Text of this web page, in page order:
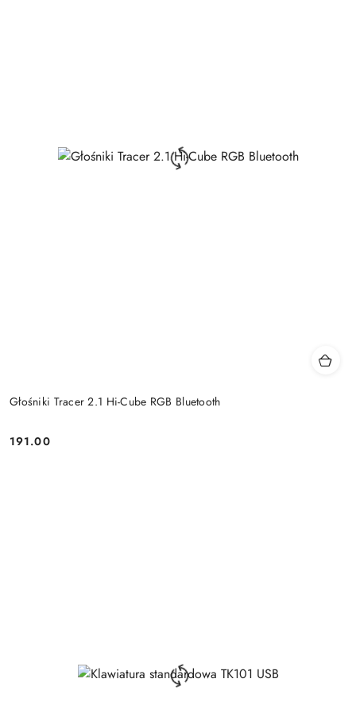
Głośniki Tracer 2.1 Hi-Cube RGB Bluetooth
Price:
191.00